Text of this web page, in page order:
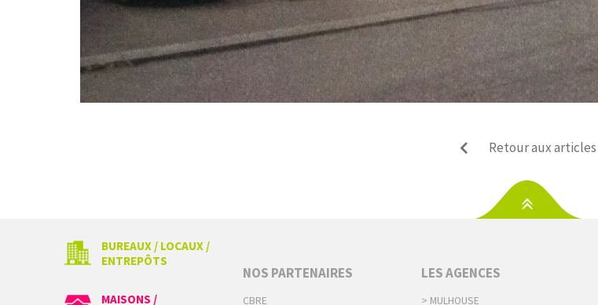
Retour aux articles
BUREAUX / LOCAUX /
ENTREPÔTS
MAISONS /
NOS PARTENAIRES
CBRE
LES AGENCES
> MULHOUSE